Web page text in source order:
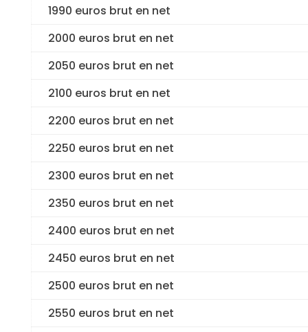
1990 euros brut en net
2000 euros brut en net
2050 euros brut en net
2100 euros brut en net
2200 euros brut en net
2250 euros brut en net
2300 euros brut en net
2350 euros brut en net
2400 euros brut en net
2450 euros brut en net
2500 euros brut en net
2550 euros brut en net